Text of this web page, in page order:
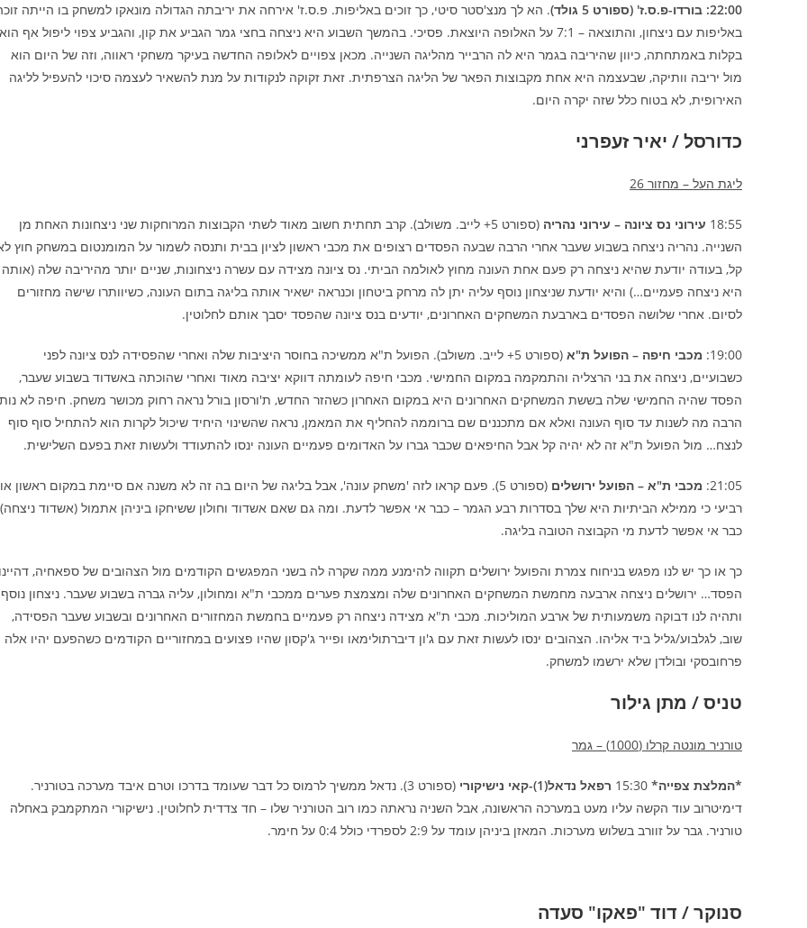
22:00: בורדו-פ.ס.ז' (ספורט 5 גולד)
. הא לך מנצ'סטר סיטי, כך זוכים באליפות. פ.ס.ז' אירחה את יריבתה הגדולה מונאקו למשחק בו הייתה
באליפות עם ניצחון, והתוצאה – 7:1 על האלופה היוצאת. פסיכי. בהמשך השבוע היא ניצחה בחצי גמר הגביע את קון, והגביע צפוי ליפול אף הוא
בקלות באמתחתה, כיוון שהיריבה בגמר היא לה הרבייר מהליגה השנייה. מכאן צפויים לאלופה החדשה בעיקר משחקי ראווה, וזה של היום הוא
מול יריבה וותיקה, שבעצמה היא אחת מקבוצות הפאר של הליגה הצרפתית. זאת זקוקה לנקודות על מנת להשאיר לעצמה סיכוי להעפיל לליגה
האירופית, לא בטוח כלל שזה יקרה היום.
כדורסל / יאיר זעפרני
ליגת העל – מחזור 26
18:55 עירוני נס ציונה – עירוני נהריה
(ספורט 5+ לייב. משולב). קרב תחתית חשוב מאוד לשתי הקבוצות המרוחקות שני ניצחונות האחת מן
השנייה. נהריה ניצחה בשבוע שעבר אחרי הרבה שבעה הפסדים רצופים את מכבי ראשון לציון בבית ותנסה לשמור על המומנטום במשחק חוץ
קל, בעודה יודעת שהיא ניצחה רק פעם אחת העונה מחוץ לאולמה הביתי. נס ציונה מצידה עם עשרה ניצחונות, שניים יותר מהיריבה שלה (אותה
היא ניצחה פעמיים…) והיא יודעת שניצחון נוסף עליה יתן לה מרחק ביטחון וכנראה ישאיר אותה בליגה בתום העונה, כשיוותרו שישה מחזורים
לסיום. אחרי שלושה הפסדים בארבעת המשחקים האחרונים, יודעים בנס ציונה שהפסד יסבך אותם לחלוטין.
19:00: מכבי חיפה – הפועל ת"א
(ספורט 5+ לייב. משולב). הפועל ת"א ממשיכה בחוסר היציבות שלה ואחרי שהפסידה לנס ציונה לפני
כשבועיים, ניצחה את בני הרצליה והתמקמה במקום החמישי. מכבי חיפה לעומתה דווקא יציבה מאוד ואחרי שהוכתה באשדוד בשבוע שעבר,
הפסד שהיה החמישי שלה בששת המשחקים האחרונים היא במקום האחרון כשהזר החדש, ת'ורסון בורל נראה רחוק מכושר משחק. חיפה לא
הרבה מה לשנות עד סוף העונה ואלא אם מתכננים שם ברוממה להחליף את המאמן, נראה שהשינוי היחיד שיכול לקרות הוא להתחיל סוף סוף
לנצח… מול הפועל ת"א זה לא יהיה קל אבל החיפאים שכבר גברו על האדומים פעמיים העונה ינסו להתעודד ולעשות זאת בפעם השלישית.
21:05: מכבי ת"א – הפועל ירושלים
(ספורט 5). פעם קראו לזה 'משחק עונה', אבל בליגה של היום בה זה לא משנה אם סיימת במקום ראשון או
רביעי כי ממילא הביתיות היא שלך בסדרות רבע הגמר – כבר אי אפשר לדעת. ומה גם שאם אשדוד וחולון ששיחקו ביניהן אתמול (אשדוד ניצחה)
כבר אי אפשר לדעת מי הקבוצה הטובה בליגה.
כך או כך יש לנו מפגש בניחוח צמרת והפועל ירושלים תקווה להימנע ממה שקרה לה בשני המפגשים הקודמים מול הצהובים של ספאחיה,
הפסד… ירושלים ניצחה ארבעה מחמשת המשחקים האחרונים שלה ומצמצת פערים ממכבי ת"א ומחולון, עליה גברה בשבוע שעבר. ניצחון נוסף
ותהיה לנו דבוקה משמעותית של ארבע המוליכות. מכבי ת"א מצידה ניצחה רק פעמיים בחמשת המחזורים האחרונים ובשבוע שעבר הפסידה,
שוב, לגלבוע/גליל ביד אליהו. הצהובים ינסו לעשות זאת עם ג'ון דיברתולימאו ופייר ג'קסון שהיו פצועים במחזוריים הקודמים כשהפעם יהיו אלה
פרחובסקי ובולדן שלא ירשמו למשחק.
טניס / מתן גילור
טורניר מונטה קרלו (1000) – גמר
*המלצת צפייה* 15:30 רפאל נדאל(1)-קאי נישיקורי
(ספורט 3). נדאל ממשיך לרמוס כל דבר שעומד בדרכו וטרם איבד מערכה בטורניר.
דימיטרוב עוד הקשה עליו מעט במערכה הראשונה, אבל השניה נראתה כמו רוב הטורניר שלו – חד צדדית לחלוטין. נישיקורי המתקמבק באחלה
טורניר. גבר על זוורב בשלוש מערכות. המאזן ביניהן עומד על 2:9 לספרדי כולל 0:4 על חימר.
סנוקר / דוד "פאקו" סעדה